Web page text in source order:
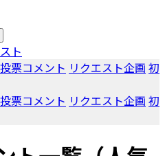
ト
投票コメント リクエスト企画 初
投票コメント リクエスト企画 初